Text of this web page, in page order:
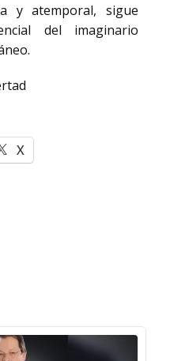
y atemporal, sigue
del imaginario
X